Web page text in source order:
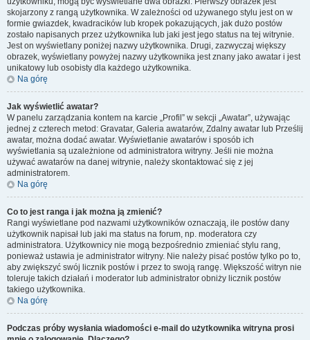
skojarzony z rangą użytkownika. W zależności od używanego stylu jest on w
formie gwiazdek, kwadracików lub kropek pokazujących, jak dużo postów
zostało napisanych przez użytkownika lub jaki jest jego status na tej witrynie.
Jest on wyświetlany poniżej nazwy użytkownika. Drugi, zazwyczaj większy
obrazek, wyświetlany powyżej nazwy użytkownika jest znany jako awatar i jest
unikatowy lub osobisty dla każdego użytkownika.
Na górę
Jak wyświetlić awatar?
W panelu zarządzania kontem na karcie „Profil” w sekcji „Awatar”, używając
jednej z czterech metod: Gravatar, Galeria awatarów, Zdalny awatar lub Prześlij
awatar, można dodać awatar. Wyświetlanie awatarów i sposób ich
wyświetlania są uzależnione od administratora witryny. Jeśli nie można
używać awatarów na danej witrynie, należy skontaktować się z jej
administratorem.
Na górę
Co to jest ranga i jak można ją zmienić?
Rangi wyświetlane pod nazwami użytkowników oznaczają, ile postów dany
użytkownik napisał lub jaki ma status na forum, np. moderatora czy
administratora. Użytkownicy nie mogą bezpośrednio zmieniać stylu rang,
ponieważ ustawia je administrator witryny. Nie należy pisać postów tylko po to,
aby zwiększyć swój licznik postów i przez to swoją rangę. Większość witryn nie
toleruje takich działań i moderator lub administrator obniży licznik postów
takiego użytkownika.
Na górę
Podczas próby wysłania wiadomości e-mail do użytkownika witryna prosi